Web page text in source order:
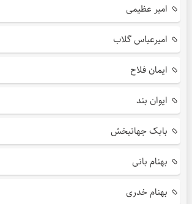
امیر عظیمی
امیرعباس گلاب
ایمان فلاح
ایوان بند
بابک جهانبخش
بهنام بانی
بهنام خدری